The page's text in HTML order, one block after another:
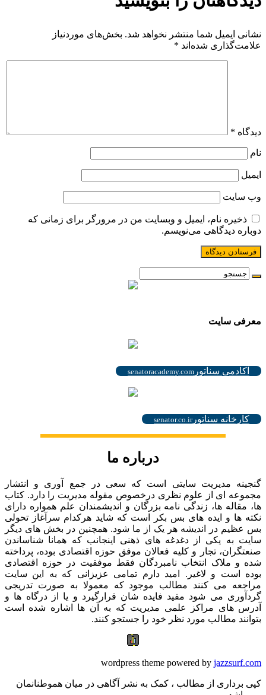
نشانی ایمیل شما منتشر نخواهد شد. بخش‌های موردنیاز
علامت‌گذاری شده‌اند *
دیدگاه *
نام
ایمیل
وب‌ سایت
ذخیره نام، ایمیل و وبسایت من در مرورگر برای زمانی که
دوباره دیدگاهی می‌نویسم.
معرفی سایت
آکادمی سناتور senatoracademy.com
کارخانه سناتورsenator.co.ir
درباره ما
گنجینه مدیریت سایتی است که سعی در جمع آوری و انتشار
مجموعه ای از علوم نظری درخصوص مقوله مدیریت را دارد. کتاب
ها، مقاله ها، زندگی نامه بزرگان و اندیشمندان علم همواره دارای
نکته ها و ایده های بس بکر است که شاید هرکدام سرآغاز تحولی
بس عظیم در اندیشه هر یک از ما شود. همچنین در بخش های دیگر
سایت به یکی از دغدغه های ذهنی اینجانب که همانا شناساندن
صنعتگران، تجار و کلیه فعالان موفق حوزه اقتصادی بوده، پرداخته
شده و ملاک انتخاب نامبردگان فقط موفقیت در حوزه اقتصادی
بوده است و لاغیر. امید دارم تمامی عزیزانی که به این سایت
مراجعه می کنند مطالب موجود که معمولا به صورت تدریجی
گردآوری می شود مفید فایده شان قرارگیرد و یا از درگاه ها و
آدرس های مراکز علمی مدیریت که به آن ها اشاره شده است
بتوانند مطالب مورد نظر خود را جستجو کنند.
wordpress theme powered by jazzsurf.com
کپی برداری از مطالب ، کمک به نشر آگاهی در میان هموطنانمان